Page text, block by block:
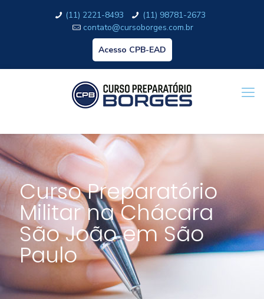
(11) 2221-8493
(11) 98781-2673
contato@cursoborges.com.br
Acesso CPB-EAD
Curso Preparatório
Militar na Chácara
São João em São
Paulo